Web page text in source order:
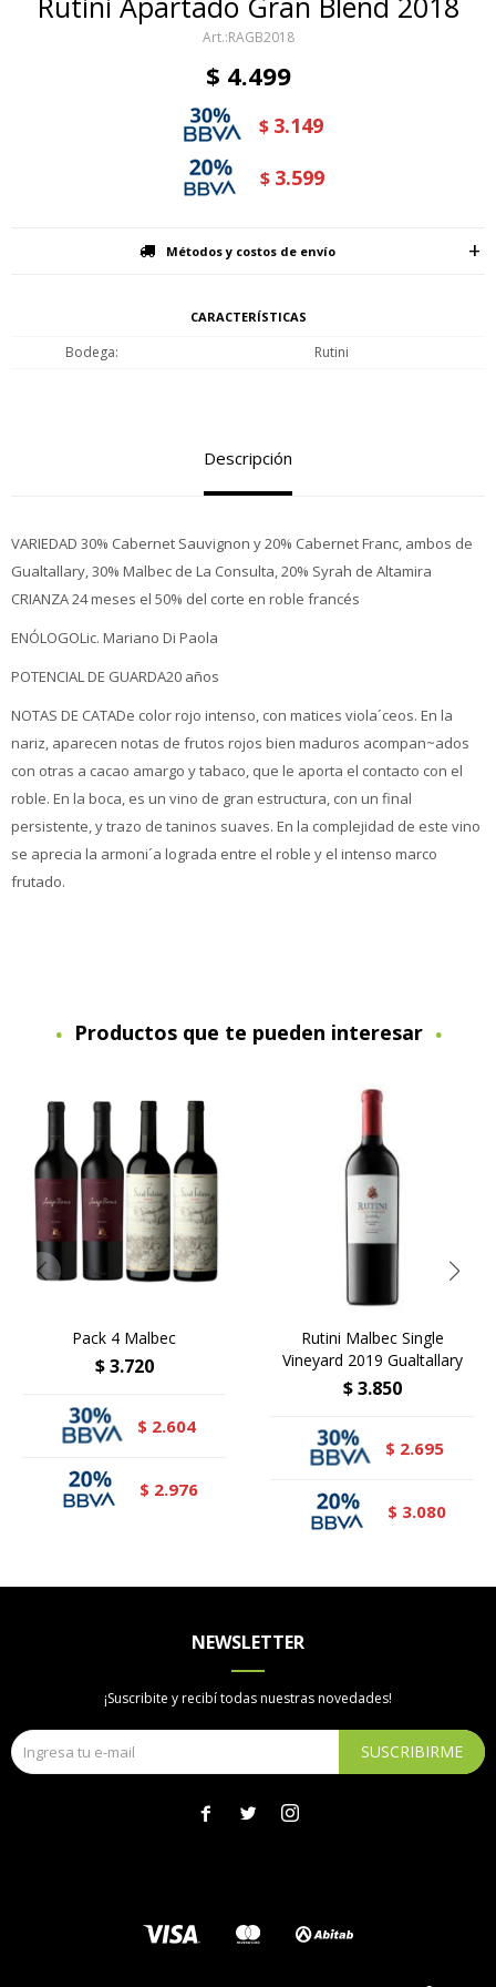
RAGB2018
$ 4.499
$ 3.149
$ 3.599
Métodos y costos de envío
CARACTERÍSTICAS
Bodega Rutini
Descripción
VARIEDAD 30% Cabernet Sauvignon y 20% Cabernet Franc, ambos de
Gualtallary, 30% Malbec de La Consulta, 20% Syrah de Altamira
CRIANZA 24 meses el 50% del corte en roble francés
ENÓLOGOLic. Mariano Di Paola
POTENCIAL DE GUARDA20 años
NOTAS DE CATADe color rojo intenso, con matices viola´ceos. En la
nariz, aparecen notas de frutos rojos bien maduros acompan~ados
con otras a cacao amargo y tabaco, que le aporta el contacto con el
roble. En la boca, es un vino de gran estructura, con un final
persistente, y trazo de taninos suaves. En la complejidad de este vino
se aprecia la armoni´a lograda entre el roble y el intenso marco
frutado.
Productos que te pueden interesar
Pack 4 Malbec
$ 3.720
$ 2.604
$ 2.976
Rutini Malbec Single
Vineyard 2019 Gualtallary
$ 3.850
$ 2.695
$ 3.080
NEWSLETTER
¡Suscribite y recibí todas nuestras novedades!
SUSCRIBIRME
  